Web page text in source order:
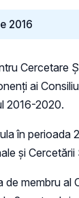
2016
Cercetare
ai
2016-2020.
în perioada
şi
de membru al